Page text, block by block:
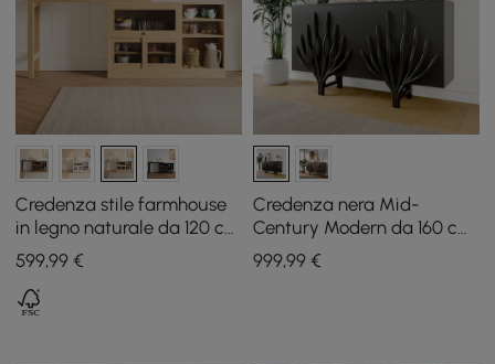
Credenza stile farmhouse
in legno naturale da 120 cm
con piano allungabile e
ante
599,99 €
Credenza nera Mid-
Century Modern da 160 cm
con design a ramo e 2 ante
999,99€